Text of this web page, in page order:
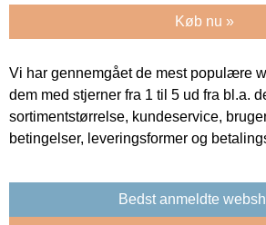
Køb nu »
Vi har gennemgået de mest populære
dem med stjerner fra 1 til 5 ud fra bl.a.
sortimentstørrelse, kundeservice,
betingelser, leveringsformer og
Bedst anmeldte